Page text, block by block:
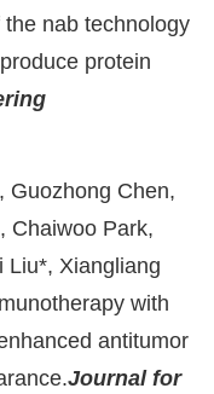
nab technology
protein
, Guozhong Chen,
Chaiwoo Park,
Liu*, Xiangliang
with
antitumor
Journal for